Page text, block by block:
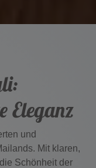
Eleganz
und
Mit klaren,
Schönheit der